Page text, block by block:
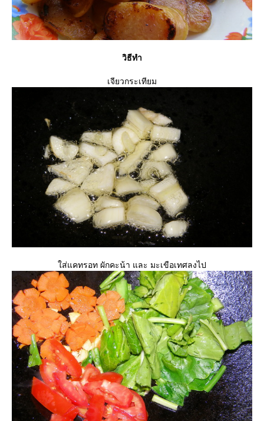
วิธีทำ
เจียวกระเทียม
ส่แคทรอท ผักคะน้า และ มะเขือเทศลงไป